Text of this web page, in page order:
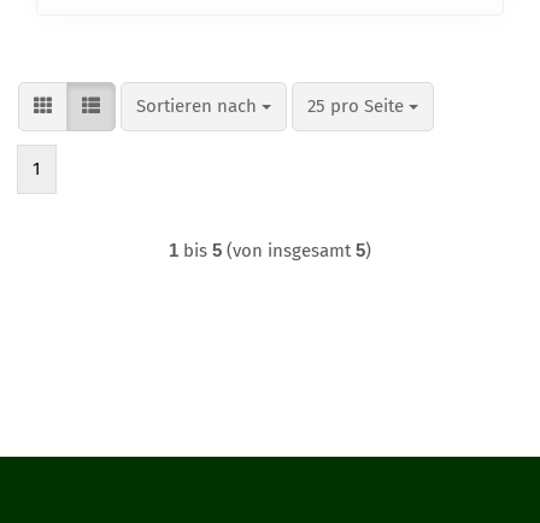
Sortieren nach
Sortieren nach 25 pro Seite
pro Seite
1
1 bis 5 (von insgesamt5)